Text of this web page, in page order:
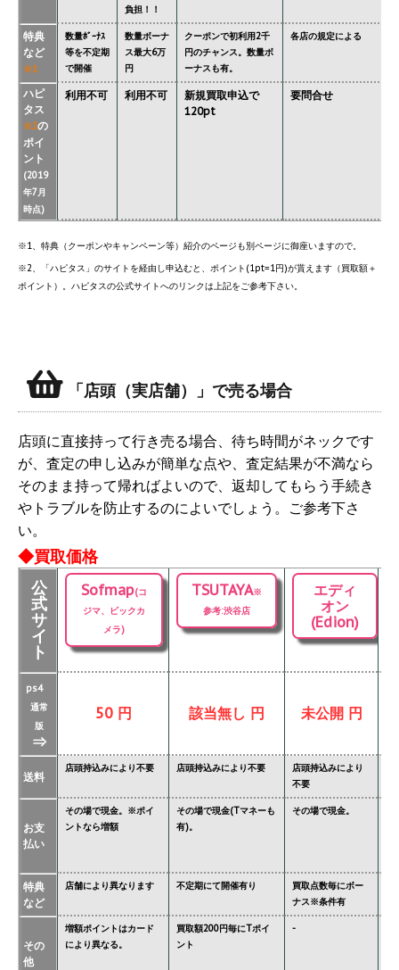
負担！！
特典
など
※1
数量ﾎﾞｰﾅｽ
等を不定期
で開催
数量ボーナ
ス最大6万
円
クーポンで初利用2千
円のチャンス。数量ボ
ーナスも有。
各店の規定による
ハピ
タス
※2の
ポイ
ント
(2019
年7月
時点)
利用不可 利用不可
新規買取申込で
120pt
要問合せ
※1、特典（クーポンやキャンペーン等）紹介のページも別ページに御座いますので。
※2、「ハピタス」のサイトを経由し申込むと、ポイント(1pt=1円)が貰えます（買取額＋
ポイント）。ハピタスの公式サイトへのリンクは上記をご参考下さい。
「店頭（実店舗）」で売る場合
店頭に直接持って行き売る場合、待ち時間がネックです
が、査定の申し込みが簡単な点や、査定結果が不満なら
そのまま持って帰ればよいので、返却してもらう手続き
やトラブルを防止するのによいでしょう。ご参考下さ
い。
◆買取価格
公
式
サ
イ
ト
Sofmap(コ
ジマ、ビックカ
メラ)
TSUTAYA※
参考:渋谷店
エディ
オン
(Edion)
ps4
通常
版
⇒
50 円 該当無し 円 未公開 円
送料
店頭持込みにより不要 店頭持込みにより不要
店頭持込みにより
不要
お支
払い
その場で現金。※ポイ
ントなら増額
その場で現金(Tマネーも
有)。
その場で現金。
特典
など
店舗により異なります 不定期にて開催有り
買取点数毎にボー
ナス※条件有
その
他
増額ポイントはカード
により異なる。
買取額200円毎にTポイ
ント
-